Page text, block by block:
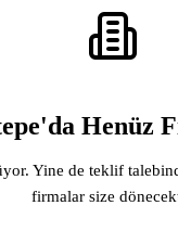
Henüz
Yine de teklif
firmalar size